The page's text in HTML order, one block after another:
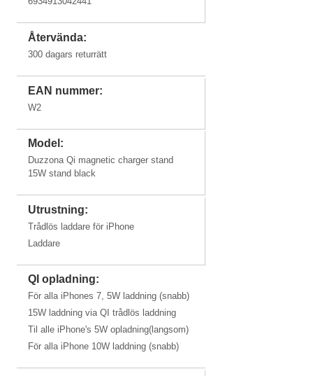
iPhone Xr
6,1"
Återvända:
300 dagars returrätt
EAN nummer:
W2
Model:
Duzzona Qi magnetic charger stand
15W stand black
Utrustning:
Trådlös laddare för iPhone
Laddare
QI opladning:
För alla iPhones 7, 5W laddning (snabb)
15W laddning via QI trådlös laddning
Til alle iPhone's 5W opladning(langsom)
För alla iPhone 10W laddning (snabb)